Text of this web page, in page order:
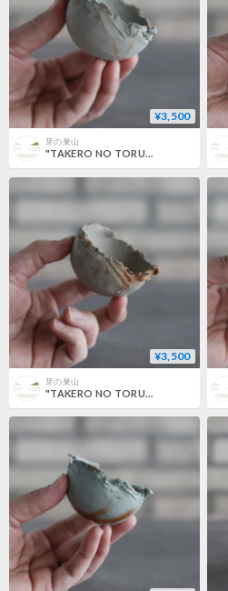
¥3,500
芽の巣山
"TAKERO NO TORUKO" / CHIGIRI / マメ (2号) no.802/202
¥3,500
芽の巣山